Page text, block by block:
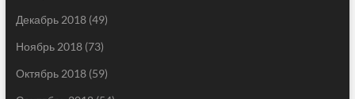
Декабрь 2018(49)
Ноябрь 2018(73)
Октябрь 2018(59)